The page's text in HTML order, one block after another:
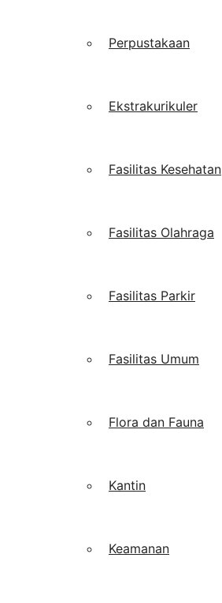
Perpustakaan
Ekstrakurikuler
Fasilitas Kesehatan
Fasilitas Olahraga
Fasilitas Parkir
Fasilitas Umum
Flora dan Fauna
Kantin
Keamanan